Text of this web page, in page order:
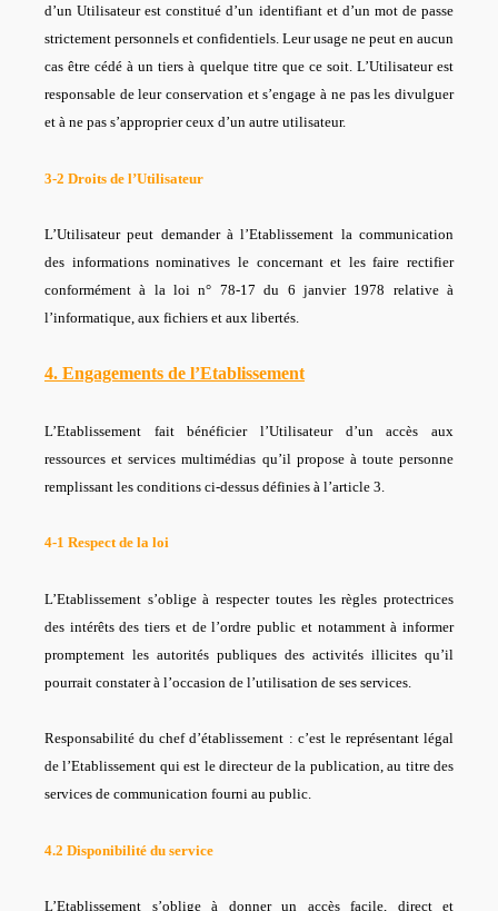
d’un Utilisateur est constitué d’un identifiant et d’un mot de passe
strictement personnels et confidentiels. Leur usage ne peut en aucun
cas être cédé à un tiers à quelque titre que ce soit. L’Utilisateur est
responsable de leur conservation et s’engage à ne pas les divulguer
et à ne pas s’approprier ceux d’un autre utilisateur.
3-2 Droits de l’Utilisateur
L’Utilisateur peut demander à l’Etablissement la communication
des informations nominatives le concernant et les faire rectifier
conformément à la loi n° 78-17 du 6 janvier 1978 relative à
l’informatique, aux fichiers et aux libertés.
4. Engagements de l’Etablissement
L’Etablissement fait bénéficier l’Utilisateur d’un accès aux
ressources et services multimédias qu’il propose à toute personne
remplissant les conditions ci-dessus définies à l’article 3.
4-1 Respect de la loi
L’Etablissement s’oblige à respecter toutes les règles protectrices
des intérêts des tiers et de l’ordre public et notamment à informer
promptement les autorités publiques des activités illicites qu’il
pourrait constater à l’occasion de l’utilisation de ses services.
Responsabilité du chef d’établissement : c’est le représentant légal
de l’Etablissement qui est le directeur de la publication, au titre des
services de communication fourni au public.
4.2 Disponibilité du service
L’Etablissement s’oblige à donner un accès facile, direct et